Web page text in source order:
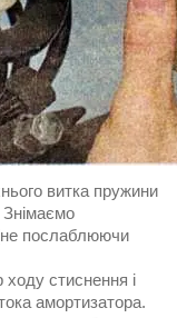
витка пружини
Знімаємо
послаблюючи
стиснення і
амортизатора.